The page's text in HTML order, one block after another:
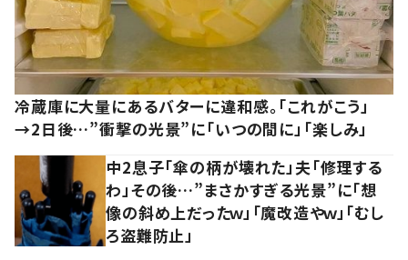
冷蔵庫に大量にあるバターに違和感。「これがこう」
→2日後…”衝撃の光景”に「いつの間に」「楽しみ」
中2息子「傘の柄が壊れた」夫「修理する
わ」その後…”まさかすぎる光景”に「想
像の斜め上だったｗ」「魔改造やｗ」「むし
ろ盗難防止」